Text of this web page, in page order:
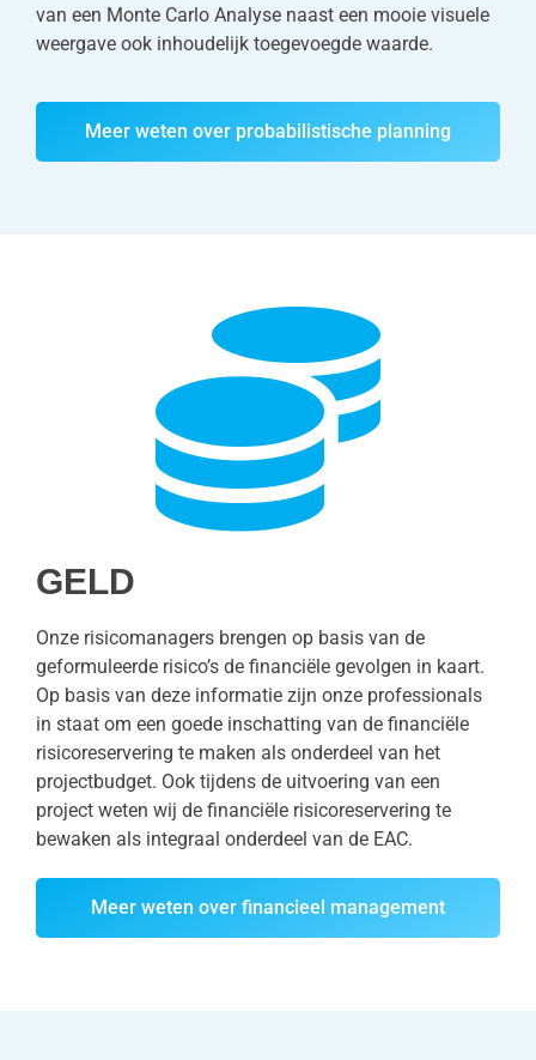
van een Monte Carlo Analyse naast een mooie visuele
weergave ook inhoudelijk toegevoegde waarde.
Meer weten over probabilistische planning
GELD
Onze risicomanagers brengen op basis van de
geformuleerde risico’s de financiële gevolgen in kaart.
Op basis van deze informatie zijn onze professionals
in staat om een goede inschatting van de financiële
risicoreservering te maken als onderdeel van het
projectbudget. Ook tijdens de uitvoering van een
project weten wij de financiële risicoreservering te
bewaken als integraal onderdeel van de EAC.
Meer weten over financieel management